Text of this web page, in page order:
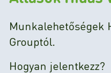
Munkalehetőségek
Grouptól.
Hogyan jelentkezz?